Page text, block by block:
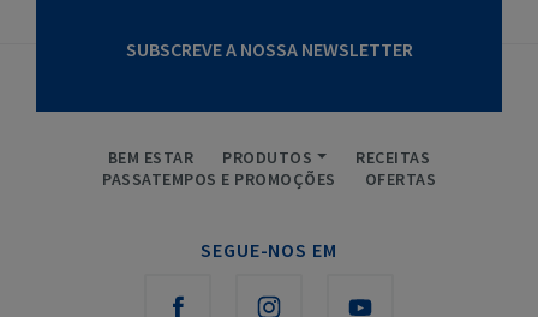
SUBSCREVE A NOSSA NEWSLETTER
BEM ESTAR PRODUTOS
RECEITAS
PASSATEMPOS E PROMOÇÕES
OFERTAS
SEGUE-NOS EM